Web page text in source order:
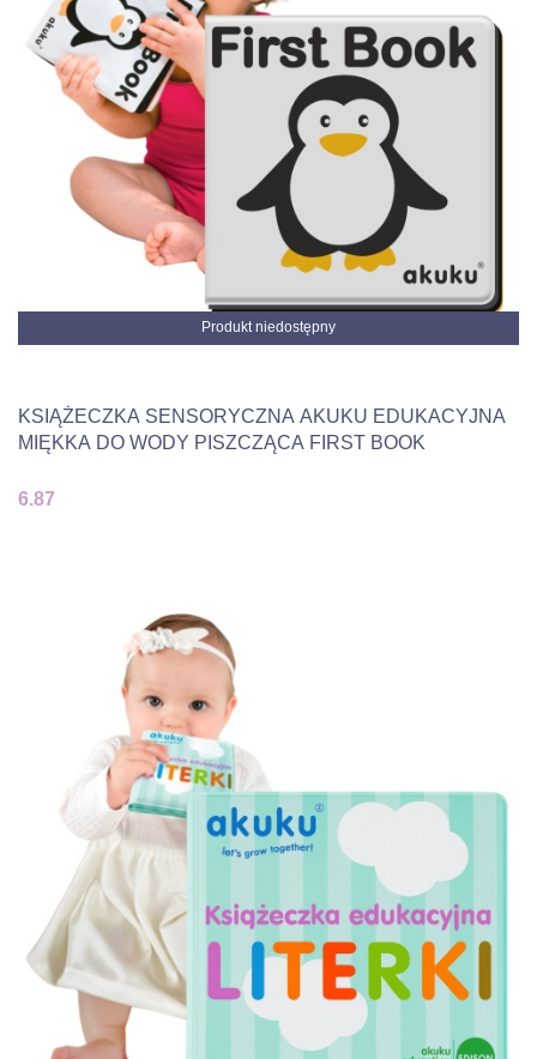
Produkt niedostępny
KSIĄŻECZKA SENSORYCZNA AKUKU EDUKACYJNA
MIĘKKA DO WODY PISZCZĄCA FIRST BOOK
6.87